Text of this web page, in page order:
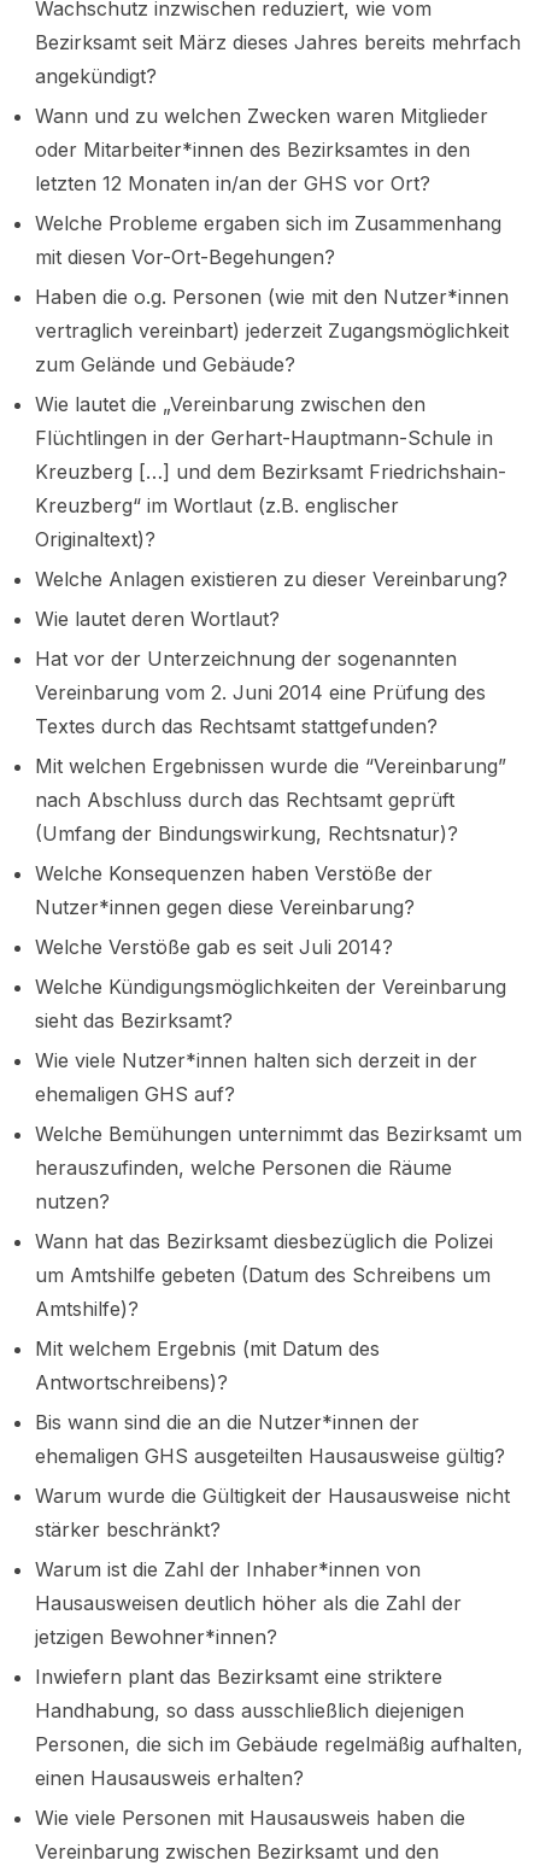
Wachschutz inzwischen reduziert, wie vom
Bezirksamt seit März dieses Jahres bereits mehrfach
angekündigt?
Wann und zu welchen Zwecken waren Mitglieder
oder Mitarbeiter*innen des Bezirksamtes in den
letzten 12 Monaten in/an der GHS vor Ort?
Welche Probleme ergaben sich im Zusammenhang
mit diesen Vor-Ort-Begehungen?
Haben die o.g. Personen (wie mit den Nutzer*innen
vertraglich vereinbart) jederzeit Zugangsmöglichkeit
zum Gelände und Gebäude?
Wie lautet die „Vereinbarung zwischen den
Flüchtlingen in der Gerhart-Hauptmann-Schule in
Kreuzberg […] und dem Bezirksamt Friedrichshain-
Kreuzberg“ im Wortlaut (z.B. englischer
Originaltext)?
Welche Anlagen existieren zu dieser Vereinbarung?
Wie lautet deren Wortlaut?
Hat vor der Unterzeichnung der sogenannten
Vereinbarung vom 2. Juni 2014 eine Prüfung des
Textes durch das Rechtsamt stattgefunden?
Mit welchen Ergebnissen wurde die “Vereinbarung”
nach Abschluss durch das Rechtsamt geprüft
(Umfang der Bindungswirkung, Rechtsnatur)?
Welche Konsequenzen haben Verstöße der
Nutzer*innen gegen diese Vereinbarung?
Welche Verstöße gab es seit Juli 2014?
Welche Kündigungsmöglichkeiten der Vereinbarung
sieht das Bezirksamt?
Wie viele Nutzer*innen halten sich derzeit in der
ehemaligen GHS auf?
Welche Bemühungen unternimmt das Bezirksamt um
herauszufinden, welche Personen die Räume
nutzen?
Wann hat das Bezirksamt diesbezüglich die Polizei
um Amtshilfe gebeten (Datum des Schreibens um
Amtshilfe)?
Mit welchem Ergebnis (mit Datum des
Antwortschreibens)?
Bis wann sind die an die Nutzer*innen der
ehemaligen GHS ausgeteilten Hausausweise gültig?
Warum wurde die Gültigkeit der Hausausweise nicht
stärker beschränkt?
Warum ist die Zahl der Inhaber*innen von
Hausausweisen deutlich höher als die Zahl der
jetzigen Bewohner*innen?
Inwiefern plant das Bezirksamt eine striktere
Handhabung, so dass ausschließlich diejenigen
Personen, die sich im Gebäude regelmäßig aufhalten,
einen Hausausweis erhalten?
Wie viele Personen mit Hausausweis haben die
Vereinbarung zwischen Bezirksamt und den